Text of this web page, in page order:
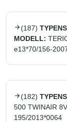
(187)
MODELL:
e13*70/156-
(182)
500 TWINAIR 8V
195/2013*0064